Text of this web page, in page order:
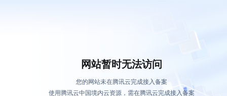
网站暂时无法访问
您的网站未在腾讯云完成接入备案
使用腾讯云中国境内云资源，需在腾讯云完成接入备案